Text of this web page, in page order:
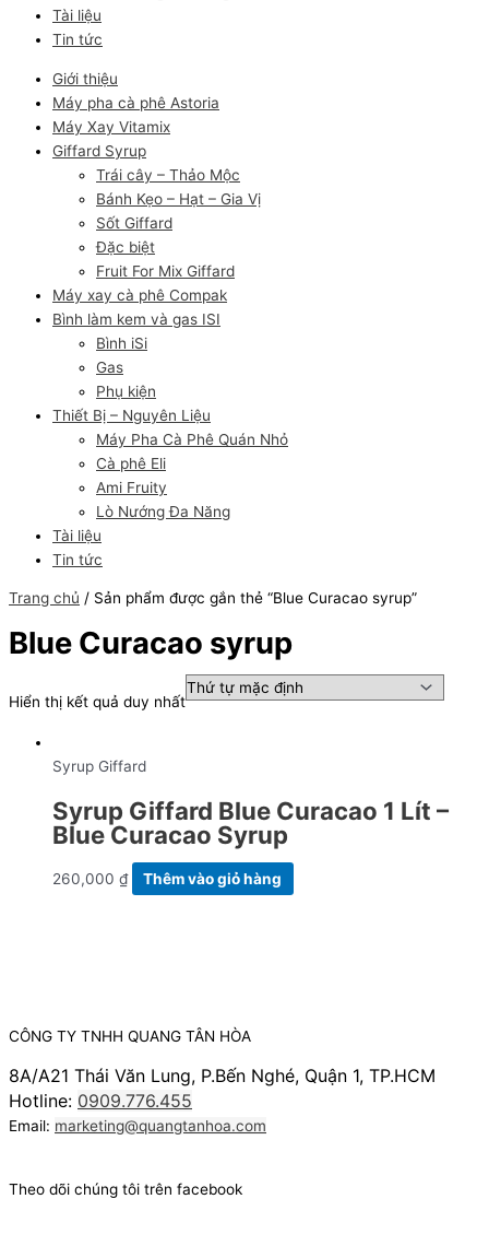
Tài liệu
Tin tức
Giới thiệu
Máy pha cà phê Astoria
Máy Xay Vitamix
Giffard Syrup
Trái cây – Thảo Mộc
Bánh Kẹo – Hạt – Gia Vị
Sốt Giffard
Đặc biệt
Fruit For Mix Giffard
Máy xay cà phê Compak
Bình làm kem và gas ISI
Bình iSi
Gas
Phụ kiện
Thiết Bị – Nguyên Liệu
Máy Pha Cà Phê Quán Nhỏ
Cà phê Eli
Ami Fruity
Lò Nướng Đa Năng
Tài liệu
Tin tức
Trang chủ / Sản phẩm được gắn thẻ “Blue Curacao syrup”
Blue Curacao syrup
Hiển thị kết quả duy nhất
Syrup Giffard
Syrup Giffard Blue Curacao 1 Lít –
Blue Curacao Syrup
260,000 ₫ Thêm vào giỏ hàng
CÔNG TY TNHH QUANG TÂN HÒA
8A/A21 Thái Văn Lung, P.Bến Nghé, Quận 1, TP.HCM
Hotline: 0909.776.455
Email: marketing@quangtanhoa.com
Theo dõi chúng tôi trên facebook